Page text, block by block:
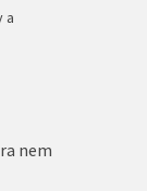
a
nem